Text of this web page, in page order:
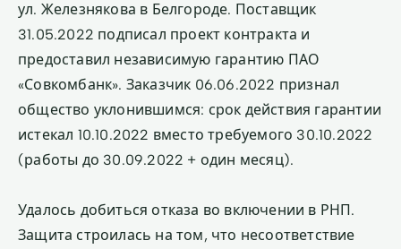
ул. Железнякова в Белгороде. Поставщик
31.05.2022 подписал проект контракта и
предоставил независимую гарантию ПАО
«Совкомбанк». Заказчик 06.06.2022 признал
общество уклонившимся: срок действия гарантии
истекал 10.10.2022 вместо требуемого 30.10.2022
(работы до 30.09.2022 + один месяц).
Удалось добиться отказа во включении в РНП.
Защита строилась на том, что несоответствие